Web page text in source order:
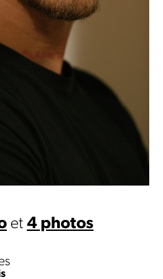
et 4 photos